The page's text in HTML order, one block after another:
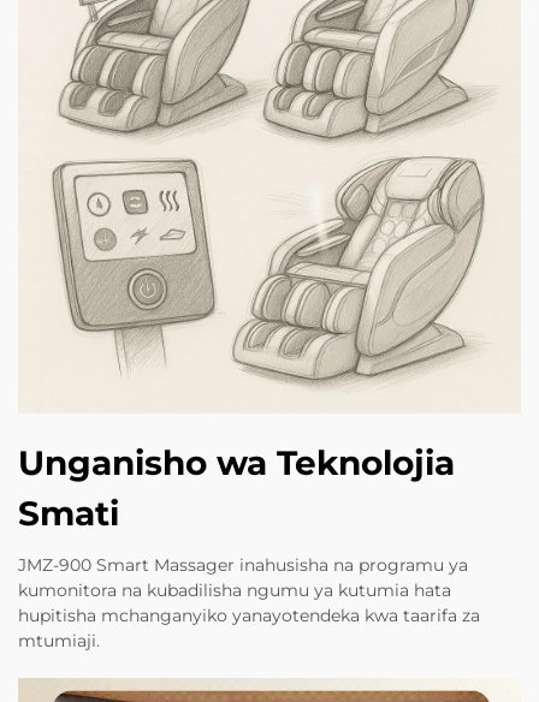
Unganisho wa Teknolojia
Smati
JMZ-900 Smart Massager inahusisha na programu ya
kumonitora na kubadilisha ngumu ya kutumia hata
hupitisha mchanganyiko yanayotendeka kwa taarifa za
mtumiaji.